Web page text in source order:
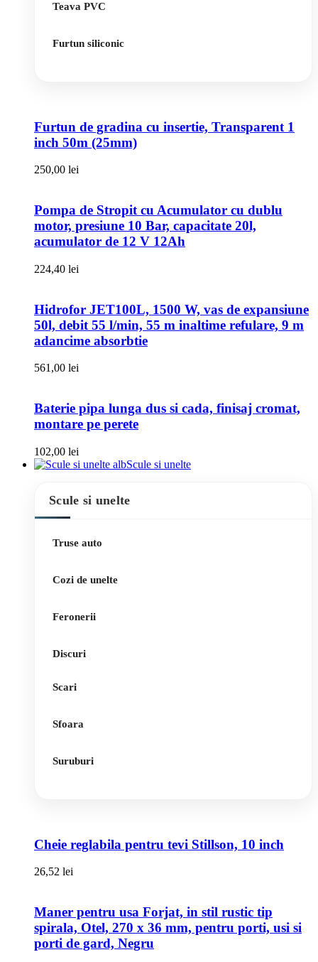
Teava PVC
Furtun siliconic
Furtun de gradina cu insertie, Transparent 1
inch 50m (25mm)
250,00 lei
Pompa de Stropit cu Acumulator cu dublu
motor, presiune 10 Bar, capacitate 20l,
acumulator de 12 V 12Ah
224,40 lei
Hidrofor JET100L, 1500 W, vas de expansiune
50l, debit 55 l/min, 55 m inaltime refulare, 9 m
adancime absorbtie
561,00 lei
Baterie pipa lunga dus si cada, finisaj cromat,
montare pe perete
102,00 lei
Scule si unelte
Scule si unelte
Truse auto
Cozi de unelte
Feronerii
Discuri
Scari
Sfoara
Suruburi
Cheie reglabila pentru tevi Stillson, 10 inch
26,52 lei
Maner pentru usa Forjat, in stil rustic tip
spirala, Otel, 270 x 36 mm, pentru porti, usi si
porti de gard, Negru